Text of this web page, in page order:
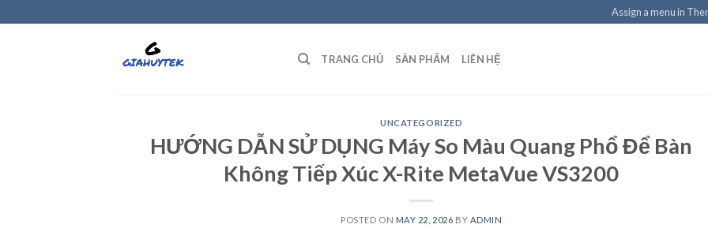
to
Assign a menu in
TRANG CHỦ SẢN PHẨM LIÊN HỆ
UNCATEGORIZED
HƯỚNG DẪN SỬ DỤNG Máy So Màu Quang Phổ Để Bàn
Không Tiếp Xúc X-Rite MetaVue VS3200
POSTED ON MAY 22, 2026 BY ADMIN